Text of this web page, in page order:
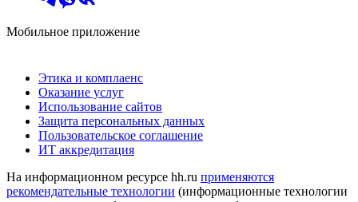
Мобильное приложение
Этика и комплаенс
Оказание услуг
Использование сайтов
Защита персональных данных
Пользовательское соглашение
ИТ аккредитация
На информационном ресурсе hh.ru применяются
рекомендательные технологии (информационные технологии